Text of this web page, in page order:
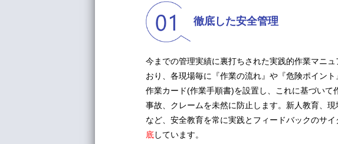
徹底した安全管理
今までの管理実績に裏打ちされた実践的作業マニ
おり、各現場毎に『作業の流れ』や『危険ポイン
作業カード(作業手順書)を設置し、これに基づいて
事故、クレームを未然に防止します。新人教育、
など、安全教育を常に実践とフィードバックのサイ
底しています。